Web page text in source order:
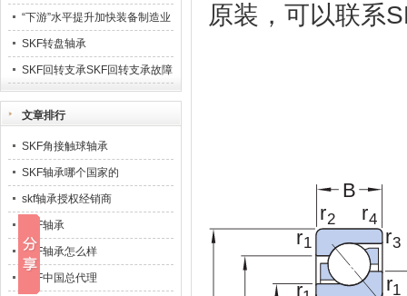
势
“下游”水平提升加快装备制造业
业发展
SKF转盘轴承
SKF回转支承SKF回转支承故障
排除
文章排行
SKF角接触球轴承
SKF轴承哪个国家的
skf轴承授权经销商
SKF轴承
SKF轴承怎么样
SKF中国总代理
原装，可以联系